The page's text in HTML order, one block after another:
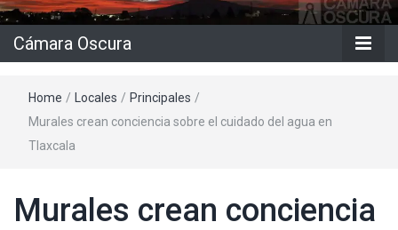
Oscura
Cámara Oscura
Home / Locales / Principales /
Murales crean conciencia sobre el cuidado del agua en
Tlaxcala
Murales crean conciencia